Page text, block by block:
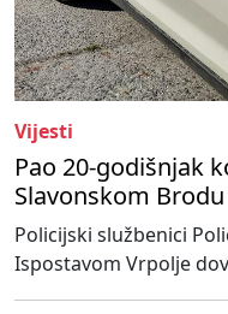
Vijesti
Pao 20-godišnjak
Slavonskom Brodu
Policijski službenici
Ispostavom Vrpolje